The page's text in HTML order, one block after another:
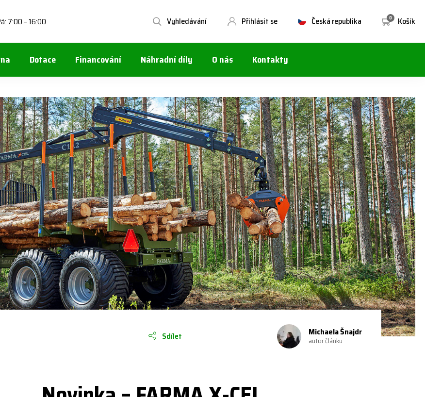
7:00 – 16:00 0 Košík
Česká republika
Přihlásit se
Vyhledávání
Dotace Financování Náhradní díly O nás Kontakty
Sdílet Michaela Šnajdr
autor článku